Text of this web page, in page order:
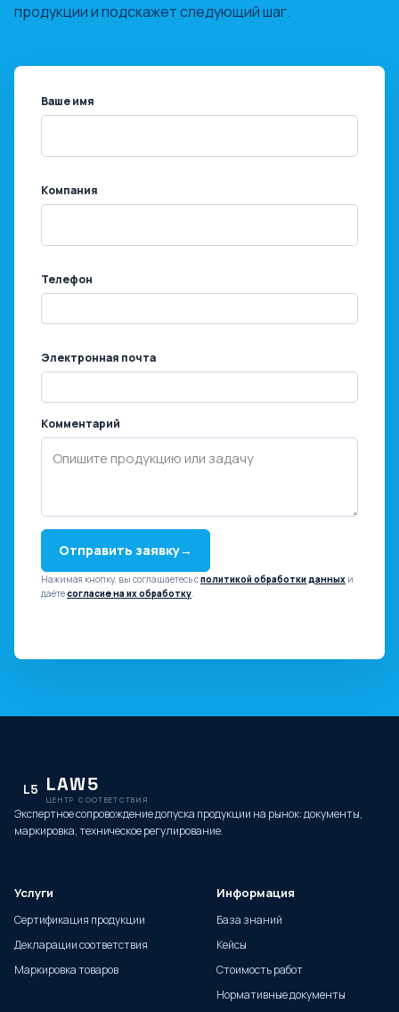
продукции и подскажет следующий шаг.
Ваше имя
Компания
Телефон
Электронная почта
Комментарий
Отправить заявку→
Нажимая кнопку, вы соглашаетесь сполитикой обработки данных и
даётесогласие на их обработку.
L5 LAW5
ЦЕНТР СООТВЕТСТВИЯ
Экспертное сопровождение допуска продукции на рынок: документы,
маркировка, техническое регулирование.
Услуги
Сертификация продукции
Декларации соответствия
Маркировка товаров
Информация
База знаний
Кейсы
Стоимость работ
Нормативные документы